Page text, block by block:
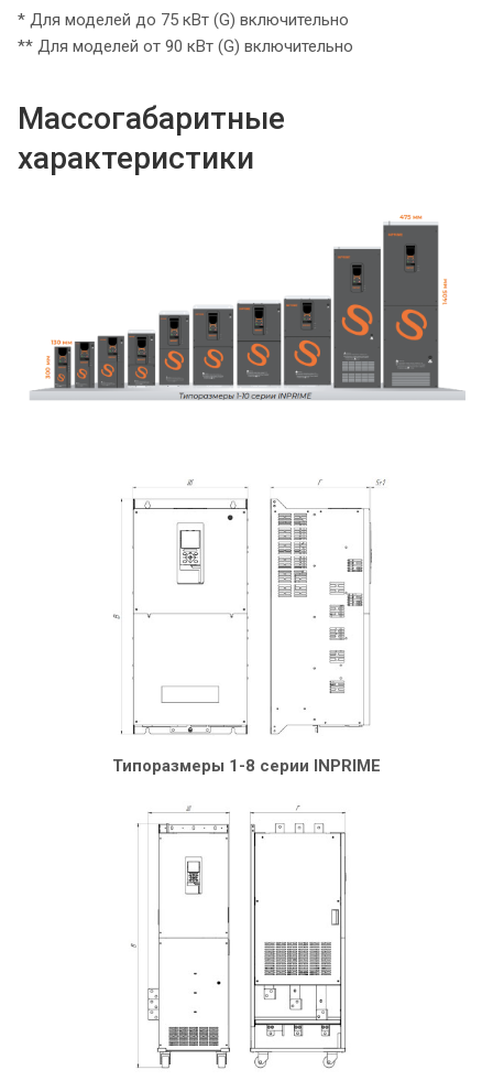
* Для моделей до 75 кВт (G) включительно
** Для моделей от 90 кВт (G) включительно
Массогабаритные
характеристики
Типоразмеры 1-8 серии INPRIME